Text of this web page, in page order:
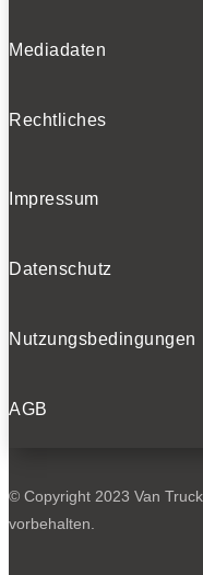
Mediadaten
Rechtliches
Impressum
Datenschutz
Nutzungsbedingungen
AGB
© Copyright 2023 Van
vorbehalten.